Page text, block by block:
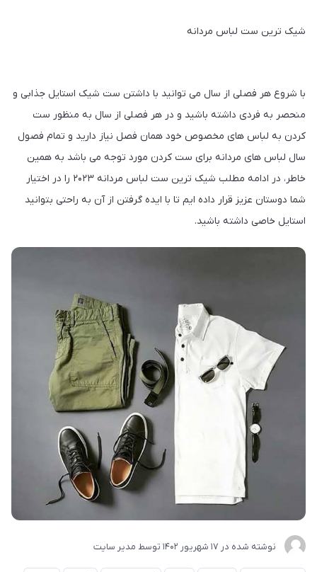
شیک ترین ست لباس مردانه
با شروع هر فصلی از سال می توانید با داشتن ست شیک استایل جذابی و
منحصر به فردی داشته باشید و در هر فصلی از سال به منظور ست
کردن به لباس های مخصوص خود همان فصل نیاز دارید و تمام فصول
سال لباس های مردانه برای ست کردن مورد توجه می باشد به همین
خاطر، در ادامه مطلب شیک ترین ست لباس مردانه ۲۰۲۳ را در اختیار
شما دوستان عزیز قرار داده ایم تا با ایده گرفتن از آن به راحتی بتوانید
استایل خاصی داشته باشید.
نوشته شده در 17 شهریور 1402 توسط مدیر سایت